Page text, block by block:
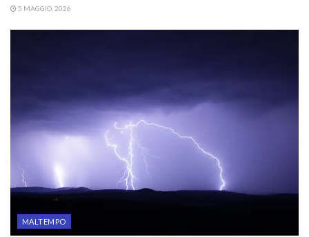
5 MAGGIO, 2026
MALTEMPO